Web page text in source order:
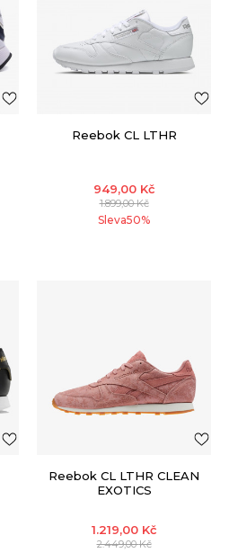
Reebok CL LTHR
949,00 Kč
1.899,00Kč
Sleva50%
Reebok CL LTHR CLEAN
EXOTICS
1.219,00 Kč
2.449,00Kč